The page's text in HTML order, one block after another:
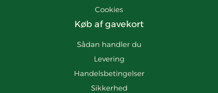
Cookies
Køb af gavekort
Sådan handler du
Levering
Handelsbetingelser
Sikkerhed